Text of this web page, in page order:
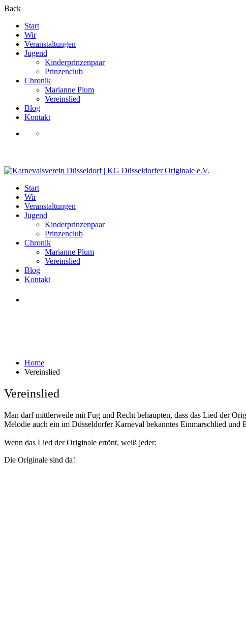
Back
Start
Wir
Veranstaltungen
Jugend
Kinderprinzenpaar
Prinzenclub
Chronik
Marianne Plum
Vereinslied
Blog
Kontakt
Start
Wir
Veranstaltungen
Jugend
Kinderprinzenpaar
Prinzenclub
Chronik
Marianne Plum
Vereinslied
Blog
Kontakt
Home
Vereinslied
Vereinslied
Man darf mittlerweile mit Fug und Recht behaupten, dass das Lied der
Melodie auch ein im Düsseldorfer Karneval bekanntes Einmarschlied und
Wenn das Lied der Originale ertönt, weiß jeder:
Die Originale sind da!